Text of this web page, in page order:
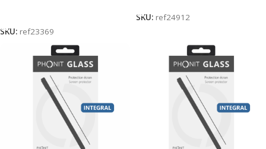
SKU: ref23369
SKU: ref24912